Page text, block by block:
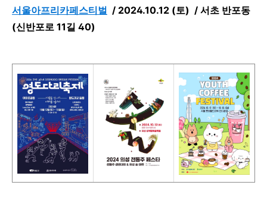
서울아프리카페스티벌 / 2024.10.12 (토) / 서초 반포동
(신반포로 11길 40)